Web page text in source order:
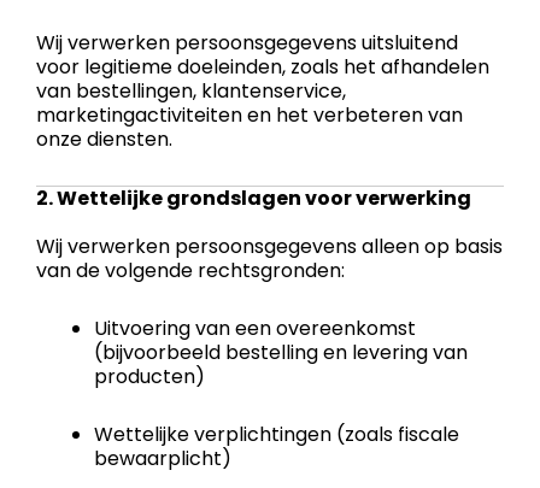
Wij verwerken persoonsgegevens uitsluitend
voor legitieme doeleinden, zoals het afhandelen
van bestellingen, klantenservice,
marketingactiviteiten en het verbeteren van
onze diensten.
2. Wettelijke grondslagen voor verwerking
Wij verwerken persoonsgegevens alleen op basis
van de volgende rechtsgronden:
Uitvoering van een overeenkomst
(bijvoorbeeld bestelling en levering van
producten)
Wettelijke verplichtingen (zoals fiscale
bewaarplicht)